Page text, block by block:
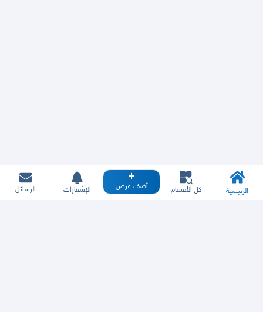
الرئيسية كل الأقسام أضف عرض الإشعارات الرسائل